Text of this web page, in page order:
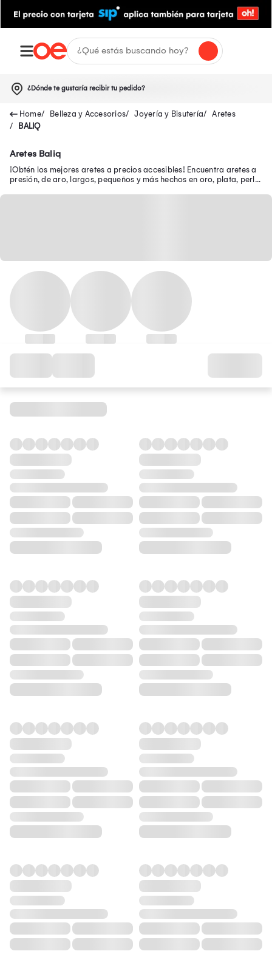
¿Dónde te gustaría recibir tu pedido?
Belleza y Accesorios Joyería y Bisutería
Aretes
BALIQ
Aretes Baliq
¡Obtén los mejores aretes a precios accesibles! Encuentra aretes a
presión, de aro, largos, pequeños y más hechos en oro, plata, perla